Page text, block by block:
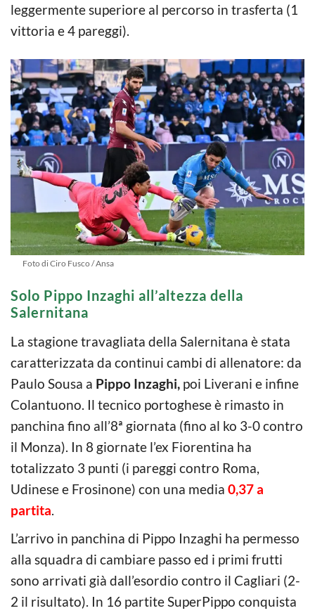
leggermente superiore al percorso in trasferta (1
vittoria e 4 pareggi).
Foto di Ciro Fusco / Ansa
Solo Pippo Inzaghi all’altezza della
Salernitana
La stagione travagliata della Salernitana è stata
caratterizzata da continui cambi di allenatore: da
Paulo Sousa a Pippo Inzaghi, poi Liverani e infine
Colantuono. Il tecnico portoghese è rimasto in
panchina fino all’8ª giornata (fino al ko 3-0 contro
il Monza). In 8 giornate l’ex Fiorentina ha
totalizzato 3 punti (i pareggi contro Roma,
Udinese e Frosinone) con una media 0,37 a
partita.
L’arrivo in panchina di Pippo Inzaghi ha permesso
alla squadra di cambiare passo ed i primi frutti
sono arrivati già dall’esordio contro il Cagliari (2-
2 il risultato). In 16 partite SuperPippo conquista